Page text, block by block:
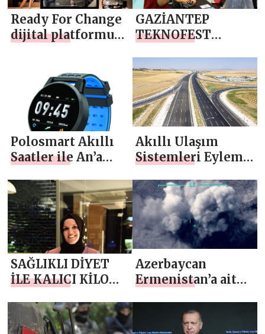
Ready For Change
dijital platformu
GAZİANTEP
TEKNOFEST
BİR ŞEHİR
Polosmart Akıllı
Saatler ile An’a
Akıllı Ulaşım
Sistemleri Eylem
SAĞLIKLI DİYET
İLE KALICI KİLO
FORMÜLÜ
Azerbaycan
Ermenistan’a ait
hedefi ateş altına